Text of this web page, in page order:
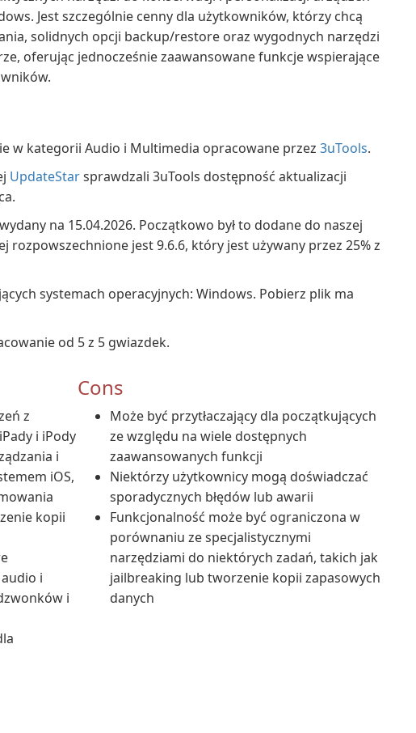
Jest szczególnie cenny dla użytkowników, którzy chcą
solidnych opcji backup/restore oraz wygodnych narzędzi
oferując jednocześnie zaawansowane funkcje wspierające
w kategorii Audio i Multimedia opracowane przez 3uTools.
UpdateStarsprawdzali 3uTools dostępność aktualizacji
na 15.04.2026. Początkowo był to dodane do naszej
rozpowszechnione jest 9.6.6, który jest używany przez 25% z
systemach operacyjnych: Windows. Pobierz plik ma
od 5 z 5 gwiazdek.
z
i iPody
i
iOS,
kopii
i
i
Cons
Może być przytłaczający dla początkujących
ze względu na wiele dostępnych
zaawansowanych funkcji
Niektórzy użytkownicy mogą doświadczać
sporadycznych błędów lub awarii
Funkcjonalność może być ograniczona w
porównaniu ze specjalistycznymi
narzędziami do niektórych zadań, takich jak
jailbreaking lub tworzenie kopii zapasowych
danych